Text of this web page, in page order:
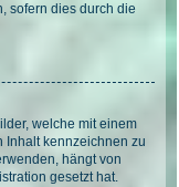
sofern dies durch die
welche mit einem
Inhalt kennzeichnen zu
hängt von
gesetzt hat.